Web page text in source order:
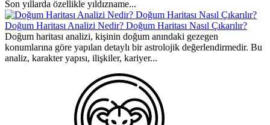
Son yıllarda özellikle yıldızname...
Doğum Haritası Analizi Nedir? Doğum Haritası Nasıl Çıkarılır?
Doğum haritası analizi, kişinin doğum anındaki gezegen
konumlarına göre yapılan detaylı bir astrolojik değerlendirmedir. Bu
analiz, karakter yapısı, ilişkiler, kariyer...